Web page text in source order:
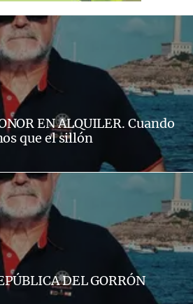
EN ALQUILER. Cuando
que el sillón
DEL GORRÓN